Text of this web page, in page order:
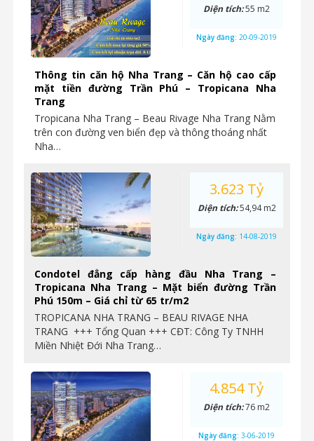
Thông tin căn hộ Nha Trang – Căn hộ cao cấp
mặt tiền đường Trần Phú – Tropicana Nha
Trang
Tropicana Nha Trang – Beau Rivage Nha Trang Nằm
trên con đường ven biển đẹp và thông thoáng nhất
Nha…
Diện tích:55 m2
Ngày đăng: 20-09-2019
Condotel đẳng cấp hàng đầu Nha Trang –
Tropicana Nha Trang – Mặt biển đường Trần
Phú 150m – Giá chỉ từ 65 tr/m2
TROPICANA NHA TRANG – BEAU RIVAGE NHA
TRANG +++ Tổng Quan +++ CĐT: Công Ty TNHH
Miền Nhiệt Đới Nha Trang…
3.623 Tỷ
Diện tích:54,94 m2
Ngày đăng: 14-08-2019
4.854 Tỷ
Diện tích:76 m2
Ngày đăng: 3-06-2019